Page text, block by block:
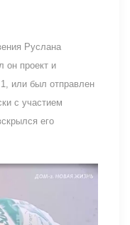
Руслана
он проект и
или был отправлен
с участием
его